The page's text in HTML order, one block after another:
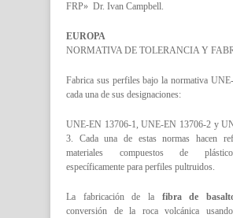
FRP» Dr. Ivan Campbell.
EUROPA
NORMATIVA DE TOLERANCIA Y
Fabrica sus perfiles bajo la normativa
cada una de sus designaciones:
UNE-EN 13706-1, UNE-EN 13706-2 y
3. Cada una de estas normas hacen
materiales compuestos de
específicamente para perfiles pultruidos.
La fabricación de la fibra de
conversión de la roca volcánica usando